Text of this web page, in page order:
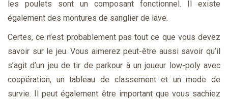
les poulets sont un composant fonctionnel. Il existe
également des montures de sanglier de lave.
Certes, ce n’est probablement pas tout ce que vous devez
savoir sur le jeu. Vous aimerez peut-être aussi savoir qu’il
s’agit d’un jeu de tir de parkour à un joueur low-poly avec
coopération, un tableau de classement et un mode de
survie. Il peut également être important que vous sachiez